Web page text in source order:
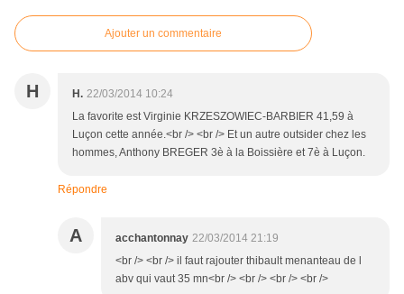
Ajouter un commentaire
H H. 22/03/2014 10:24
La favorite est Virginie KRZESZOWIEC-BARBIER 41,59 à
Luçon cette année.<br /> <br /> Et un autre outsider chez les
hommes, Anthony BREGER 3è à la Boissière et 7è à Luçon.
Répondre
A acchantonnay 22/03/2014 21:19
<br /> <br /> il faut rajouter thibault menanteau de l
abv qui vaut 35 mn<br /> <br /> <br /> <br />